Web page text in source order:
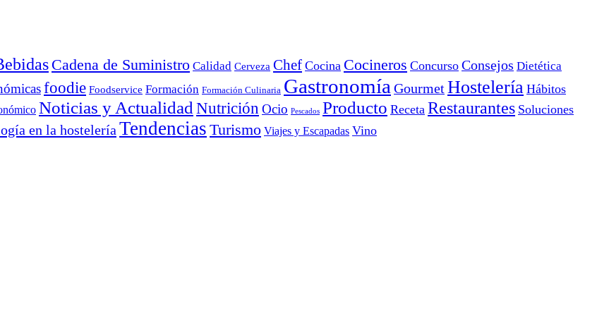
Cadena de Suministro Calidad Cerveza Chef Cocina Cocineros Concurso Consejos Dietética
foodie Foodservice Formación Formación Culinaria Gastronomía GourmetHostelería Hábitos
Noticias y Actualidad Nutrición Ocio Pescados Producto Receta Restaurantes Soluciones
en la hostelería Tendencias Turismo Viajes y Escapadas Vino